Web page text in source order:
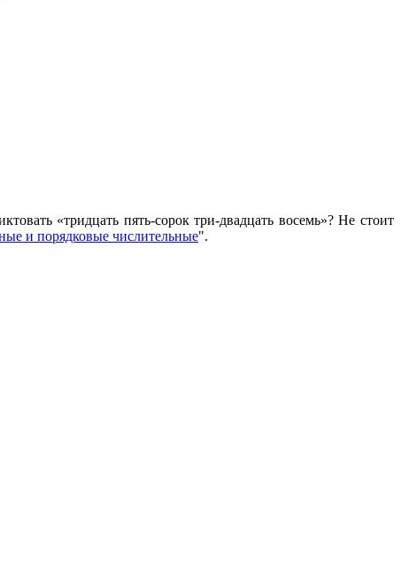
«тридцать пять-сорок три-двадцать восемь»? Не стоит
и порядковые числительные".